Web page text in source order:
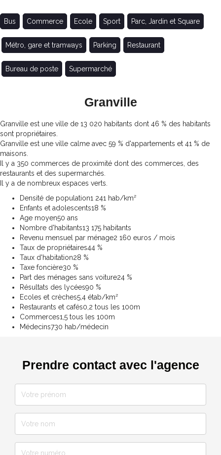
Bus Commerce Ecole Sport Parc, Jardin et Square
Métro, gare et tramways Parking Restaurant
Bureau de poste Supermarché
Granville
Granville est une ville de 13 020 habitants dont 46 % des habitants
sont propriétaires.
Granville est une ville calme avec 59 % d'appartements et 41 % de
maisons.
Il y a 350 commerces de proximité dont des commerces, des
restaurants et des supermarchés.
Il y a de nombreux espaces verts.
Densité de population1 241 hab/km²
Enfants et adolescents18 %
Age moyen50 ans
Nombre d'habitants13 175 habitants
Revenu mensuel par ménage2 160 euros / mois
Taux de propriétaires44 %
Taux d'habitation28 %
Taxe foncière30 %
Part des ménages sans voiture24 %
Résultats des lycées90 %
Ecoles et crèches5,4 étab/km²
Restaurants et cafés0,2 tous les 100m
Commerces1,5 tous les 100m
Médecins730 hab/médecin
Prendre contact avec l'agence